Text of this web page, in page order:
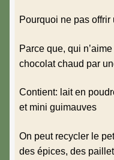
Pourquoi ne pas
Parce que, qui
chocolat chaud par
Contient: lait en
et mini guimauves
On peut recycler le
des épices, des